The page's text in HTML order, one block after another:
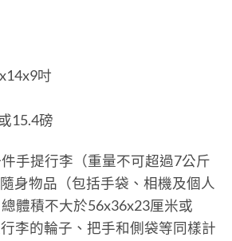
吋
15.4磅
手提行李（重量不可超過7公斤
身物品（包括手袋、相機及個人
體積不大於56x36x23厘米或
李的輪子、把手和側袋等同樣計